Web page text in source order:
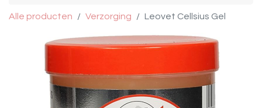
Alle producten Verzorging Leovet Cellsius Gel